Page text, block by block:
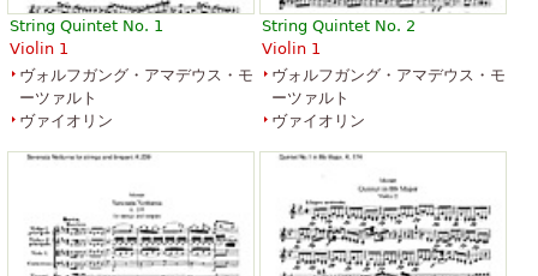
Eine Kleine Nachtmusik
￥3,036.45
Flute, Piano, Violin
Theodore Presser Company
String Quintet No. 1
Violin 1
ヴォルフガング・アマデウス・モ
ーツァルト
ヴァイオリン
String Quintet No. 2
Violin 1
ヴォルフガング・アマデウス・モ
ーツァルト
ヴァイオリン